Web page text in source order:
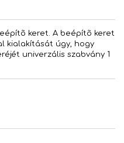
keret. A beépítõ keret
kialakítását úgy, hogy
univerzális szabvány 1